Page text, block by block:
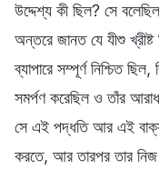
উদ্দেশ্য কী ছিল? সে
অন্তরে জানত যে যীশু
ব্যাপারে সম্পূর্ণ নিশ্চিত
সমর্পণ করেছিল ও তাঁর
সে এই পদ্ধতি আর এই
করতে, আর তারপর তার নিজ